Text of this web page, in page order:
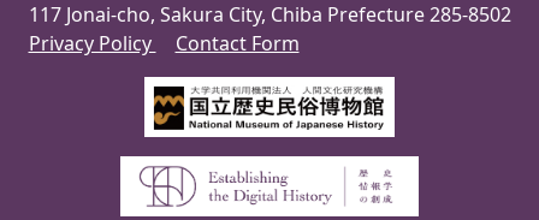
117 Jonai-cho, Sakura City, Chiba Prefecture 285-8502
Privacy Policy
Contact Form